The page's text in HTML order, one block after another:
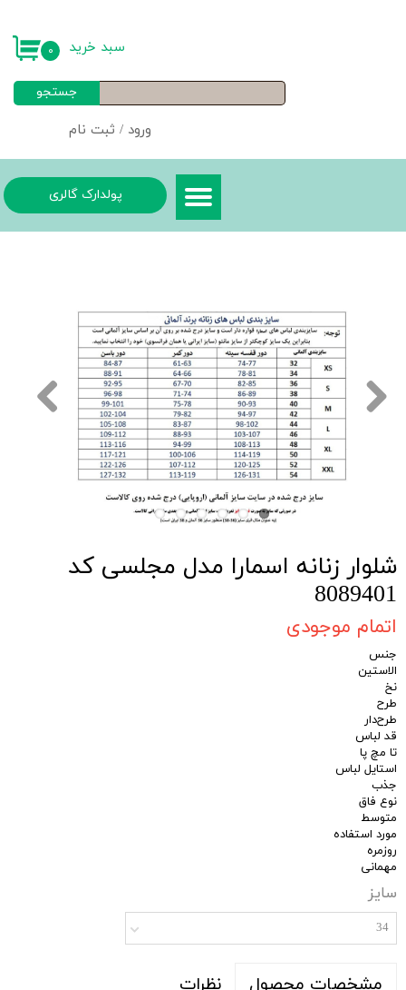
ورود / ثبت نام
خروج از حساب کاربری
جستجو
۰ سبد خرید
پولدارک گالری
شلوار زنانه اسمارا مدل مجلسی کد
8089401
اتمام موجودی
جنس
الاستین
نخ
طرح
طرح‌دار
قد لباس
تا مچ پا
استایل لباس
جذب
نوع فاق
متوسط
مورد استفاده
روزمره
مهمانی
سایز
34
نظرات